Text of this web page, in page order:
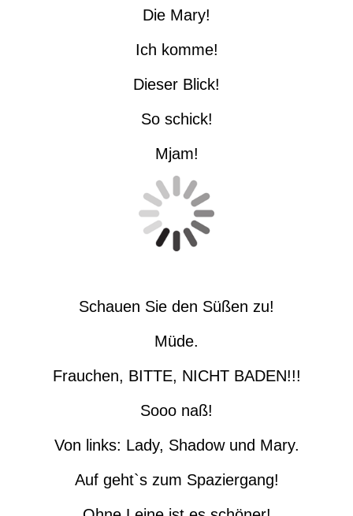
Die Mary!
Ich komme!
Dieser Blick!
So schick!
Mjam!
Schauen Sie den Süßen zu!
Müde.
Frauchen, BITTE, NICHT BADEN!!!
Sooo naß!
Von links: Lady, Shadow und Mary.
Auf geht`s zum Spaziergang!